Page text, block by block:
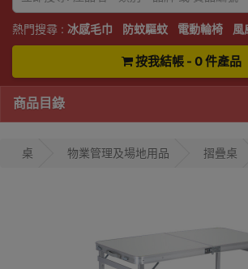
熱門搜尋 : 冰感毛巾 防蚊驅蚊 電動輪椅 風
按我結帳 - 0 件產品
商品目錄
桌 物業管理及場地用品 摺疊桌